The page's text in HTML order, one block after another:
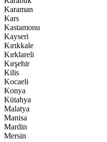
Karaman
Kars
Kastamonu
Kayseri
Kırıkkale
Kırklareli
Kırşehir
Kilis
Kocaeli
Konya
Kütahya
Malatya
Manisa
Mardin
Mersin